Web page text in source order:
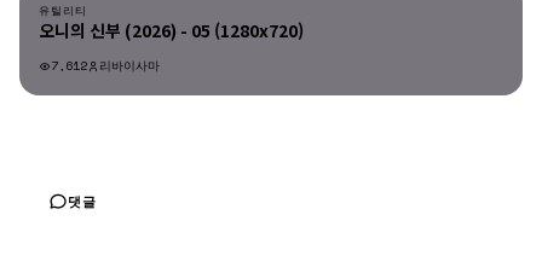
유틸리티
오니의 신부 (2026) - 05 (1280x720)
7,612 리바이사마
댓글